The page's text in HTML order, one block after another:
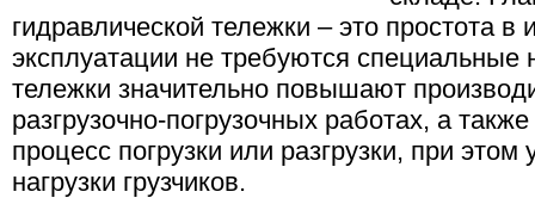
гидравлической тележки – это простота
эксплуатации не требуются специальные
тележки значительно повышают
разгрузочно-погрузочных работах, а
процесс погрузки или разгрузки, при
нагрузки грузчиков.